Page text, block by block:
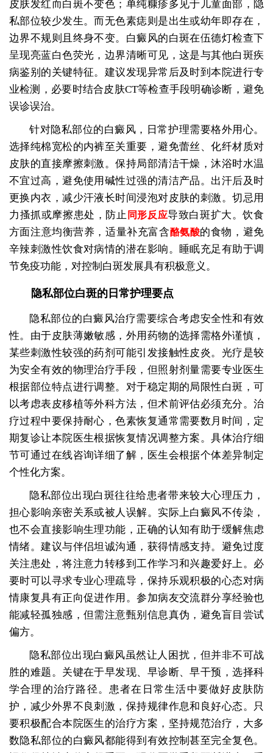
皮肤发红而白斑不变色；单纯糠疹多见于儿童面部，隐
私部位较少发生。而无色素痣则是出生或幼年即存在，
边界不规则且终身不变。白癜风的白斑在伍德灯检查下
呈现亮蓝白色荧光，边界清晰可见，这是与其他白斑疾
病鉴别的关键特征。建议发现异常后及时到本院进行专
业检测，必要时结合皮肤CT等检查手段明确诊断，避免
误诊误治。
针对隐私部位的白癜风，日常护理需要格外用心。
选择纯棉宽松的内裤至关重要，避免蕾丝、化纤材质对
皮肤的直接摩擦刺激。保持局部清洁干燥，沐浴时水温
不宜过高，避免使用碱性过强的清洁产品。出汗后及时
更换内衣，减少汗液长时间浸泡对皮肤的刺激。切忌用
力搔抓或摩擦患处，防止 同形反应导致白斑扩大。饮食
方面注意均衡营养，适量补充富含酪氨酸的食物，避免
辛辣刺激性饮食对病情的潜在影响。睡眠充足有助于调
节免疫功能，对控制白斑发展具有积极意义。
隐私部位白斑的日常护理要点
隐私部位的白癜风治疗需要综合考虑安全性和有效
性。由于皮肤薄嫩敏感，外用药物的选择需格外谨慎，
某些刺激性较强的药剂可能引发接触性皮炎。光疗是较
为安全有效的物理治疗手段，但照射剂量需要专业医生
根据部位特点进行调整。对于稳定期的局限性白斑，可
以考虑表皮移植等外科方法，但术前评估必须充分。治
疗过程中要保持耐心，色素恢复通常需要数月时间，定
期复诊让本院医生根据恢复情况调整方案。具体治疗细
节可通过在线咨询详细了解，医生会根据个体差异制定
个性化方案。
隐私部位出现白斑往往给患者带来较大心理压力，
担心影响亲密关系或被人误解。实际上白癜风不传染，
也不会直接影响生理功能，正确的认知有助于缓解焦虑
情绪。建议与伴侣坦诚沟通，获得情感支持。避免过度
关注患处，将注意力转移到工作学习和兴趣爱好上。必
要时可以寻求专业心理疏导，保持乐观积极的心态对病
情康复具有正向促进作用。参加病友交流群分享经验也
能减轻孤独感，但需注意甄别信息真伪，避免盲目尝试
偏方。
隐私部位出现白癜风虽然让人困扰，但并非不可战
胜的难题。关键在于早发现、早诊断、早干预，选择科
学合理的治疗路径。患者在日常生活中要做好皮肤防
护，减少外界不良刺激，保持规律作息和良好心态。只
要积极配合本院医生的治疗方案，坚持规范治疗，大多
数隐私部位的白癜风都能得到有效控制甚至完全复色。